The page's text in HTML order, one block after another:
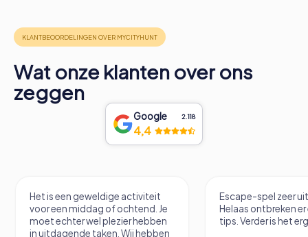
Wat onze klanten over ons
zeggen
Google 2.118
4,4
activiteit
Je
hebben
Wij hebben
Escape-spel zeer uitdagend.
Helaas ontbreken er een paar
tips. Verder is het erg leuk.